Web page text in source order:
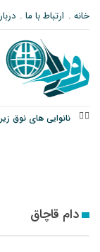
خانه ارتباط با ما
وزارت اطلاعات: ۲۱ مزدور موساد و ۴ شرور مسلح در کرمان بازداشت شدند
دام قاچاق